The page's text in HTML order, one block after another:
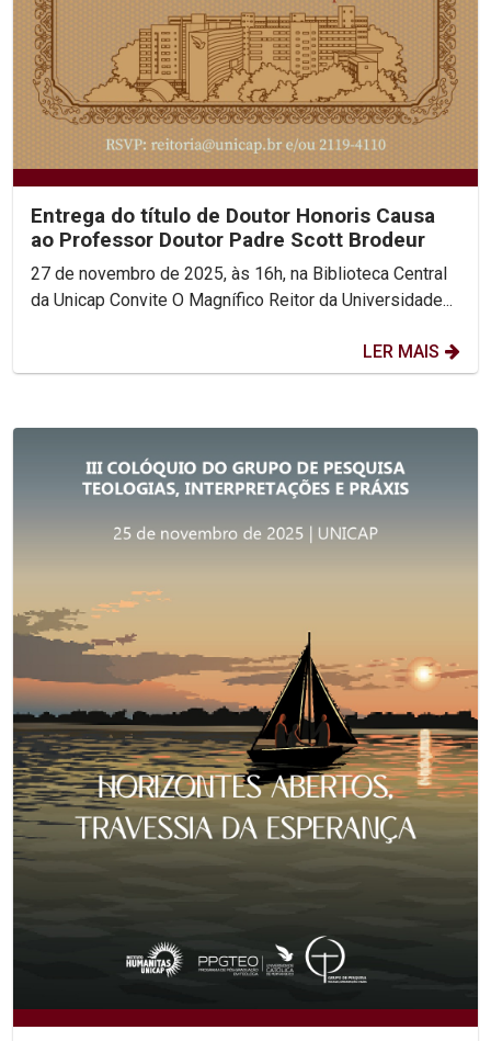
Entrega do título de Doutor Honoris Causa
ao Professor Doutor Padre Scott Brodeur
27 de novembro de 2025, às 16h, na Biblioteca Central
da Unicap Convite O Magnífico Reitor da Universidade...
LER MAIS